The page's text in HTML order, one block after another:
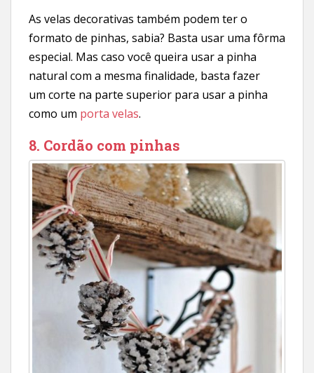
As velas decorativas também podem ter o
formato de pinhas, sabia? Basta usar uma fôrma
especial. Mas caso você queira usar a pinha
natural com a mesma finalidade, basta fazer
um corte na parte superior para usar a pinha
como um porta velas.
8. Cordão com pinhas